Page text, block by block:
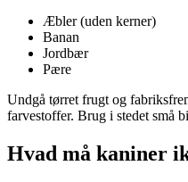
Æbler (uden kerner)
Banan
Jordbær
Pære
Undgå tørret frugt og
farvestoffer. Brug i stedet små
Hvad må kaniner